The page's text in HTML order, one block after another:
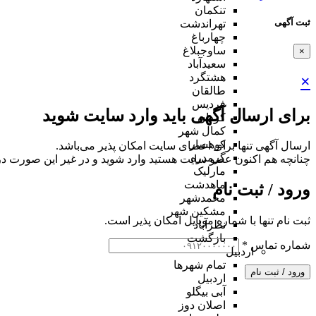
ثبت آگهی
×
×
برای ارسال آگهی باید وارد سایت شوید
ارسال آگهی تنها برای اعضای سایت امکان پذیر می‌باشد.
چنانچه هم‌ اکنون عضو سایت هستید وارد شوید و در غیر این صورت
ورود / ثبت نام
ثبت نام تنها با شماره موبایل امکان پذیر است.
شماره تماس *
ورود / ثبت نام
تنکمان
تهراندشت
چهارباغ
ساوجبلاغ
سعیدآباد
هشتگرد
طالقان
فردیس
کردان
کمال شهر
کوهسار
گرمدره
مارلیک
ماهدشت
محمدشهر
مشکین شهر
نظرآباد
بازگشت
اردبیل
تمام شهر‌ها
اردبیل
آبی بیگلو
اصلان دوز